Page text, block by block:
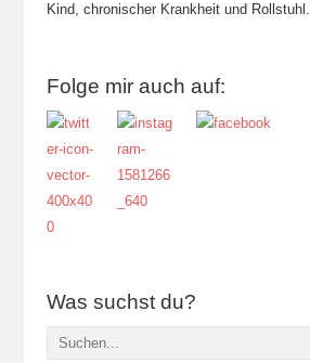
Kind, chronischer Krankheit und Rollstuhl.
Folge mir auch auf:
Was suchst du?